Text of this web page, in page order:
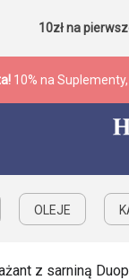
10zł na
10% na
OLEJE
z sarniną